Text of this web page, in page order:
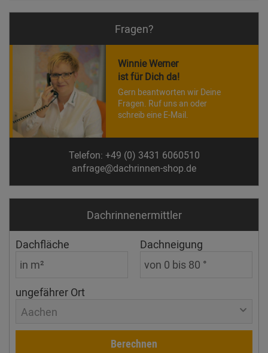
Fragen?
Winnie Werner
ist für Dich da!
Gern beantworten wir Deine
Fragen. Ruf uns an oder
schreib eine E-Mail.
Telefon: +49 (0) 3431 6060510
anfrage@dachrinnen-shop.de
Dachrinnen­ermittler
Dachfläche Dachneigung
ungefährer Ort
Aachen
Berechnen